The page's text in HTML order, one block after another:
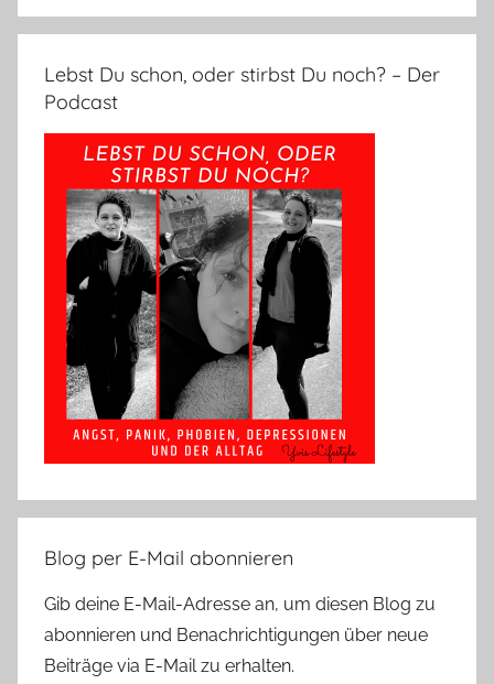
Lebst Du schon, oder stirbst Du noch? – Der
Podcast
Blog per E-Mail abonnieren
Gib deine E-Mail-Adresse an, um diesen Blog zu
abonnieren und Benachrichtigungen über neue
Beiträge via E-Mail zu erhalten.